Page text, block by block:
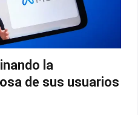
la
de sus usuarios